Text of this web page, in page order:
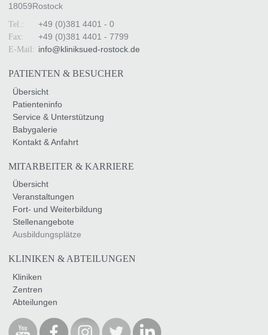
18059Rostock
Tel.: +49 (0)381 4401 - 0
Fax: +49 (0)381 4401 - 7799
E-Mail: info@kliniksued-rostock.de
PATIENTEN & BESUCHER
Übersicht
Patienteninfo
Service & Unterstützung
Babygalerie
Kontakt & Anfahrt
MITARBEITER & KARRIERE
Übersicht
Veranstaltungen
Fort- und Weiterbildung
Stellenangebote
Ausbildungsplätze
KLINIKEN & ABTEILUNGEN
Kliniken
Zentren
Abteilungen